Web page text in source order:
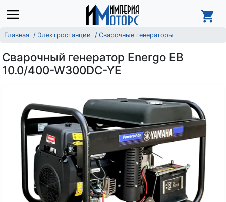
Главная Электростанции Сварочные генераторы
Сварочный генератор Energo EB
10.0/400-W300DC-YE